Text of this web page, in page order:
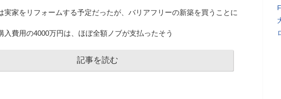
実家をリフォームする予定だったが、バリアフリーの新築を買うことに
入費用の4000万円は、ほぼ全額ノブが支払ったそう
記事を読む